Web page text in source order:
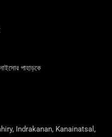
পাহাড়কে
Indrakanan, Kanainatsal,